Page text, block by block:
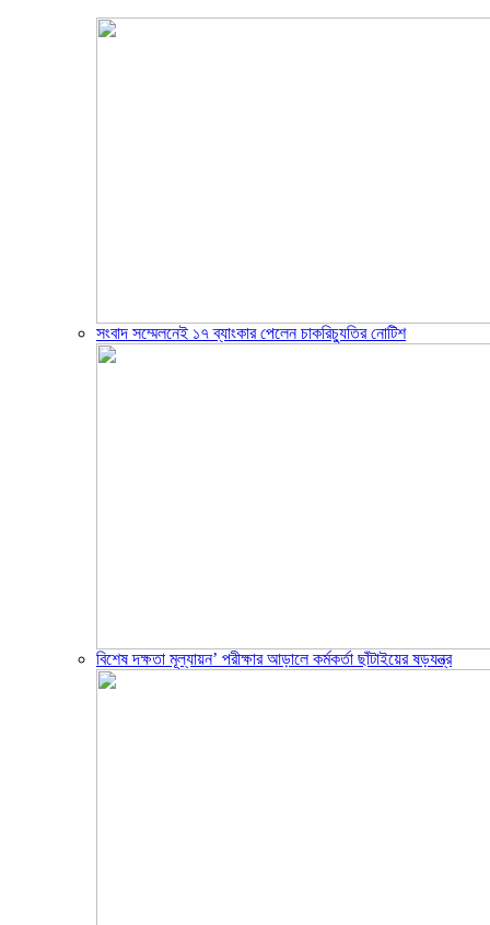
সংবাদ সম্মেলনেই ১৭ ব্যাংকার পেলেন চাকরিচ্যুতির নোটিশ
বিশেষ দক্ষতা মূল্যায়ন’ পরীক্ষার আড়ালে কর্মকর্তা ছাঁটাইয়ের ষড়যন্ত্র